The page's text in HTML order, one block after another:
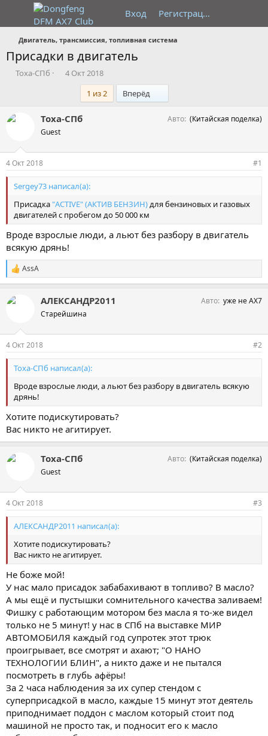
Вход Регистрация
Двигатель, трансмиссия, топливная система
Присадки в двигатель
А
р
м
ы
Тоха-СПб
Д
н
а
4 Окт 2018
1 из 2
Вперёд
Тоха-СПб
Guest
Авто (Китайская поделка)
4 Окт 2018 #1
Sergey73 написал(а):
Присадка "ACTIVE" (АКТИВ БЕНЗИН) для бензиновых и газовых
двигателей с пробегом до 50 000 км
Вроде взрослые люди, а льют без разбору в двигатель
всякую дрянь!
С
и
п
AssA
АЛЕКСАНДР2011
Старейшина
Авто уже не АХ7
4 Окт 2018 #2
Тоха-СПб написал(а):
Вроде взрослые люди, а льют без разбору в двигатель всякую
дрянь!
Хотите подискутировать?
Вас никто не агитирует.
Тоха-СПб
Guest
Авто (Китайская поделка)
4 Окт 2018 #3
АЛЕКСАНДР2011 написал(а):
Хотите подискутировать?
Вас никто не агитирует.
Не боже мой!
У нас мало присадок забабахивают в топливо? В масло?
А мы ещё и пустышки сомнительного качества заливаем!
Фишку с работающим мотором без масла я то-же видел
только не 5 минут! у нас в СПб на выставке МИР
АВТОМОБИЛЯ каждый год супротек этот трюк
проигрывает, все смотрят и ахают; "О НАНО
ТЕХНОЛОГИИ БЛИН", а никто даже и не пытался
посмотреть в глубь афёры!
За 2 часа наблюдения за их супер стендом с
суперприсадкой в масло, каждые 15 минут этот деятель
приподнимает поддон с маслом который стоит под
машиной не просто так, и подносит его к масло